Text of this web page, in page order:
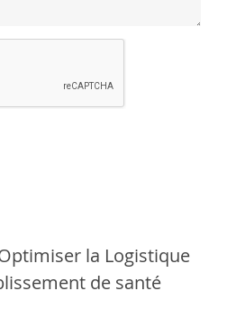
la Logistique
de santé